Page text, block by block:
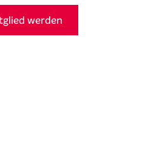
werden